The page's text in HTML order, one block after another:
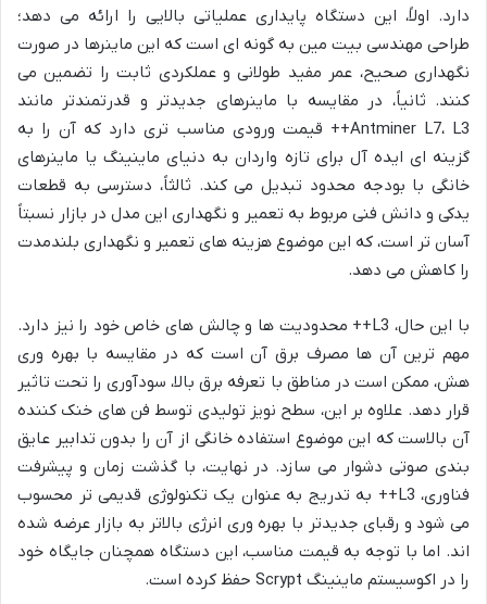
دارد. اولاً، این دستگاه پایداری عملیاتی بالایی را ارائه می دهد؛
طراحی مهندسی بیت مین به گونه ای است که این ماینرها در صورت
نگهداری صحیح، عمر مفید طولانی و عملکردی ثابت را تضمین می
کنند. ثانیاً، در مقایسه با ماینرهای جدیدتر و قدرتمندتر مانند
Antminer L7، L3++ قیمت ورودی مناسب تری دارد که آن را به
گزینه ای ایده آل برای تازه واردان به دنیای ماینینگ یا ماینرهای
خانگی با بودجه محدود تبدیل می کند. ثالثاً، دسترسی به قطعات
یدکی و دانش فنی مربوط به تعمیر و نگهداری این مدل در بازار نسبتاً
آسان تر است، که این موضوع هزینه های تعمیر و نگهداری بلندمدت
را کاهش می دهد.
با این حال، L3++ محدودیت ها و چالش های خاص خود را نیز دارد.
مهم ترین آن ها مصرف برق آن است که در مقایسه با بهره وری
هش، ممکن است در مناطق با تعرفه برق بالا، سودآوری را تحت تاثیر
قرار دهد. علاوه بر این، سطح نویز تولیدی توسط فن های خنک کننده
آن بالاست که این موضوع استفاده خانگی از آن را بدون تدابیر عایق
بندی صوتی دشوار می سازد. در نهایت، با گذشت زمان و پیشرفت
فناوری، L3++ به تدریج به عنوان یک تکنولوژی قدیمی تر محسوب
می شود و رقبای جدیدتر با بهره وری انرژی بالاتر به بازار عرضه شده
اند. اما با توجه به قیمت مناسب، این دستگاه همچنان جایگاه خود
را در اکوسیستم ماینینگ Scrypt حفظ کرده است.